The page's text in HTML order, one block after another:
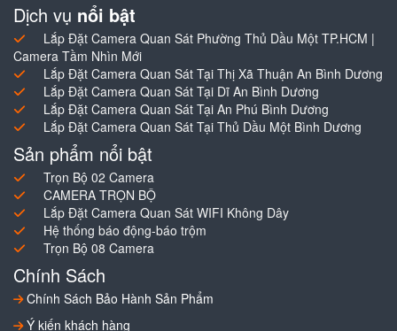
Dịch vụ nổi bật
Lắp Đặt Camera Quan Sát Phường Thủ Dầu Một TP.HCM |
Camera Tầm Nhìn Mới
Lắp Đặt Camera Quan Sát Tại Thị Xã Thuận An Bình Dương
Lắp Đặt Camera Quan Sát Tại Dĩ An Bình Dương
Lắp Đặt Camera Quan Sát Tại An Phú Bình Dương
Lắp Đặt Camera Quan Sát Tại Thủ Dầu Một Bình Dương
Sản phẩm nổi bật
Trọn Bộ 02 Camera
CAMERA TRỌN BỘ
Lắp Đặt Camera Quan Sát WIFI Không Dây
Hệ thống báo động-báo trộm
Trọn Bộ 08 Camera
Chính Sách
Chính Sách Bảo Hành Sản Phẩm
Ý kiến khách hàng